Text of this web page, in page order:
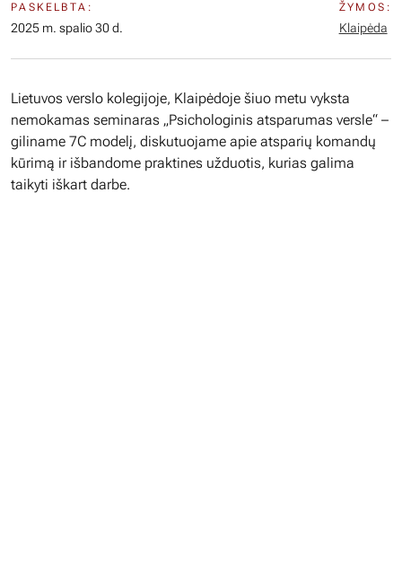
PASKELBTA:
2025 m. spalio 30 d.
ŽYMOS:
Klaipėda
Lietuvos verslo kolegijoje, Klaipėdoje šiuo metu vyksta
nemokamas seminaras „Psichologinis atsparumas versle“ –
giliname 7C modelį, diskutuojame apie atsparių komandų
kūrimą ir išbandome praktines užduotis, kurias galima
taikyti iškart darbe.